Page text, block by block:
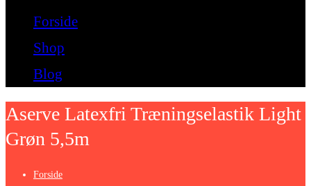
Forside
Shop
Blog
Aserve Latexfri Træningselastik Light
Grøn 5,5m
Forside